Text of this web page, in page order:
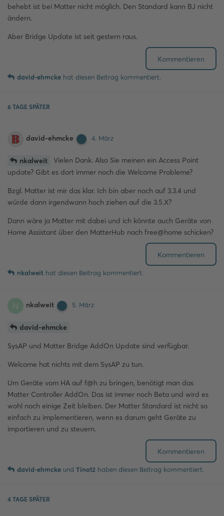
behebt ist bei Matter nicht möglich. Den Standard kann BJ nicht
ändern.
Aber Bridge Update ist seit gestern raus.
Kommentieren
david-ehmcke hat diesen Beitrag kommentiert.
6 TAGE SPÄTER
david-ehmcke 4. März
nkalweit
Vielen Dank. Also Sie meinen ein Access Point
update? Gibt es dort immer noch die Welcome Probleme?
Bzgl. Matter ist mir das klar. Ich bin aber noch auf 3.3.4 und
würde dann irgendwann hoch ziehen auf die 3.5.X?
Dann wäre ja Matter mit dabei und ich könnte auch Geräte von
Home Assistant über den MatterHub nach free@home schicken?
Kommentieren
nkalweit hat diesen Beitrag kommentiert.
N nkalweit 5. März
david-ehmcke
SysAP und Matter Bridge AddOn Update sind verfügbar.
Welcome hat nichts mit dem SysAP zu tun.
Um Geräte vom HA auf f@h zu bringen, benötigt man das
Matter Controller AddOn. Das ist immer noch Beta und wird es
wohl noch einige Zeit bleiben. Der Matter Standard ist nicht so
einfach zu implementieren, wenn es darum geht Geräte zu
importieren und zu steuern.
Kommentieren
david-ehmcke und Tino12 haben diesen Beitrag kommentiert.
4 TAGE SPÄTER